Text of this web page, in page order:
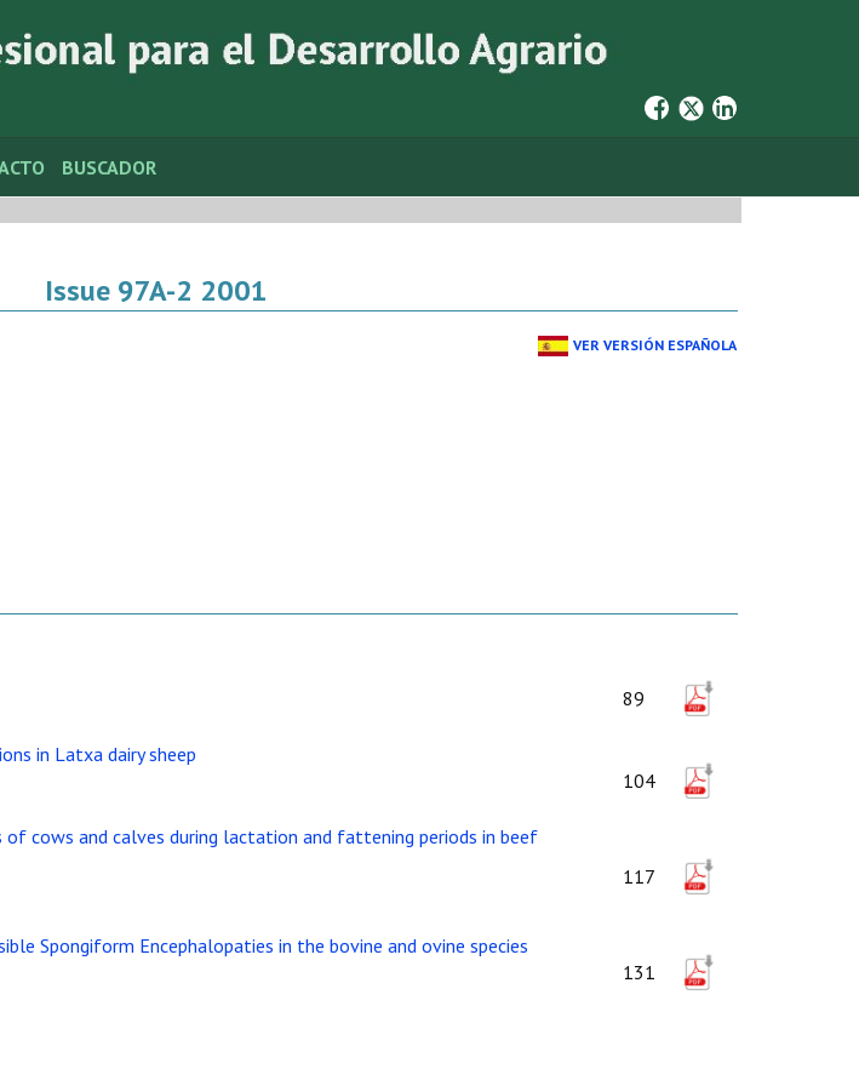
BUSCADOR
Issue 97A-2 2001
VER VERSIÓN ESPAÑOLA
89
in Latxa dairy sheep
104
cows and calves during lactation and fattening periods in beef
117
Spongiform Encephalopaties in the bovine and ovine species
131